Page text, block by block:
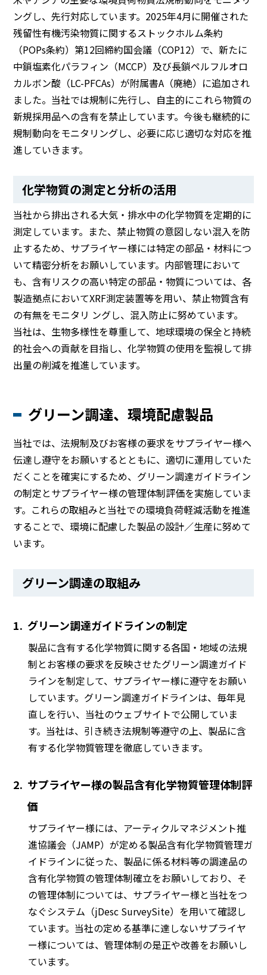
ングし、先行対応しています。2025年4月に開催された
残留性有機汚染物質に関するストックホルム条約
（POPs条約）第12回締約国会議（COP12）で、新たに
中鎖塩素化パラフィン（MCCP）及び長鎖ペルフルオロ
カルボン酸（LC-PFCAs）が附属書A（廃絶）に追加され
ました。当社では規制に先行し、自主的にこれら物質の
新規採用品への含有を禁止しています。今後も継続的に
規制動向をモニタリングし、必要に応じ適切な対応を推
進していきます。
化学物質の測定と分析の活用
当社から排出される大気・排水中の化学物質を定期的に
測定しています。また、禁止物質の意図しない混入を防
止するため、サプライヤー様には特定の部品・材料につ
いて精密分析をお願いしています。内部管理において
も、含有リスクの高い特定の部品・物質については、各
製造拠点においてXRF測定装置等を用い、禁止物質含有
の有無をモニタリ ングし、混入防止に努めています。
当社は、生物多様性を尊重して、地球環境の保全と持続
的社会への貢献を目指し、化学物質の使用を監視して排
出量の削減を推進しています。
グリーン調達、環境配慮製品
当社では、法規制及びお客様の要求をサプライヤー様へ
伝達し遵守をお願いするとともに、適切に運用していた
だくことを確実にするため、グリーン調達ガイドライン
の制定とサプライヤー様の管理体制評価を実施していま
す。これらの取組みと当社での環境負荷軽減活動を推進
することで、環境に配慮した製品の設計／生産に努めて
います。
グリーン調達の取組み
1. グリーン調達ガイドラインの制定
製品に含有する化学物質に関する各国・地域の法規
制とお客様の要求を反映させたグリーン調達ガイド
ラインを制定して、サプライヤー様に遵守をお願い
しています。グリーン調達ガイドラインは、毎年見
直しを行い、当社のウェブサイトで公開していま
す。当社は、引き続き法規制等遵守の上、製品に含
有する化学物質管理を徹底していきます。
2. サプライヤー様の製品含有化学物質管理体制評
価
サプライヤー様には、アーティクルマネジメント推
進協議会（JAMP）が定める製品含有化学物質管理ガ
イドラインに従った、製品に係る材料等の調達品の
含有化学物質の管理体制確立をお願いしており、そ
の管理体制については、サプライヤー様と当社をつ
なぐシステム（jDesc SurveySite）を用いて確認し
ています。当社の定める基準に達しないサプライヤ
ー様については、管理体制の是正や改善をお願いし
ています。